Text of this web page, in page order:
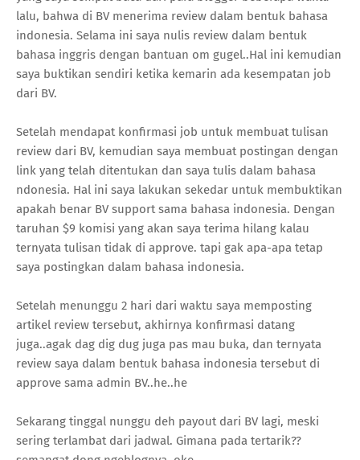
lalu, bahwa di BV menerima review dalam bentuk bahasa
indonesia. Selama ini saya nulis review dalam bentuk
bahasa inggris dengan bantuan om gugel..Hal ini kemudian
saya buktikan sendiri ketika kemarin ada kesempatan job
dari BV.
Setelah mendapat konfirmasi job untuk membuat tulisan
review dari BV, kemudian saya membuat postingan dengan
link yang telah ditentukan dan saya tulis dalam bahasa
ndonesia. Hal ini saya lakukan sekedar untuk membuktikan
apakah benar BV support sama bahasa indonesia. Dengan
taruhan $9 komisi yang akan saya terima hilang kalau
ternyata tulisan tidak di approve. tapi gak apa-apa tetap
saya postingkan dalam bahasa indonesia.
Setelah menunggu 2 hari dari waktu saya memposting
artikel review tersebut, akhirnya konfirmasi datang
juga..agak dag dig dug juga pas mau buka, dan ternyata
review saya dalam bentuk bahasa indonesia tersebut di
approve sama admin BV..he..he
Sekarang tinggal nunggu deh payout dari BV lagi, meski
sering terlambat dari jadwal. Gimana pada tertarik??